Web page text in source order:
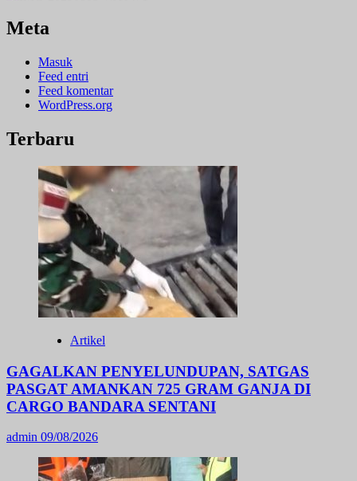
Meta
Masuk
Feed entri
Feed komentar
WordPress.org
Terbaru
Artikel
GAGALKAN PENYELUNDUPAN, SATGAS
PASGAT AMANKAN 725 GRAM GANJA DI
CARGO BANDARA SENTANI
admin 09/08/2026